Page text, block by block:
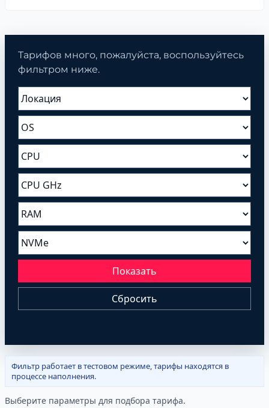
Тарифов много, пожалуйста, воспользуйтесь
фильтром ниже.
Показать
Сбросить
Фильтр работает в тестовом режиме, тарифы находятся в
процессе наполнения.
Выберите параметры для подбора тарифа.